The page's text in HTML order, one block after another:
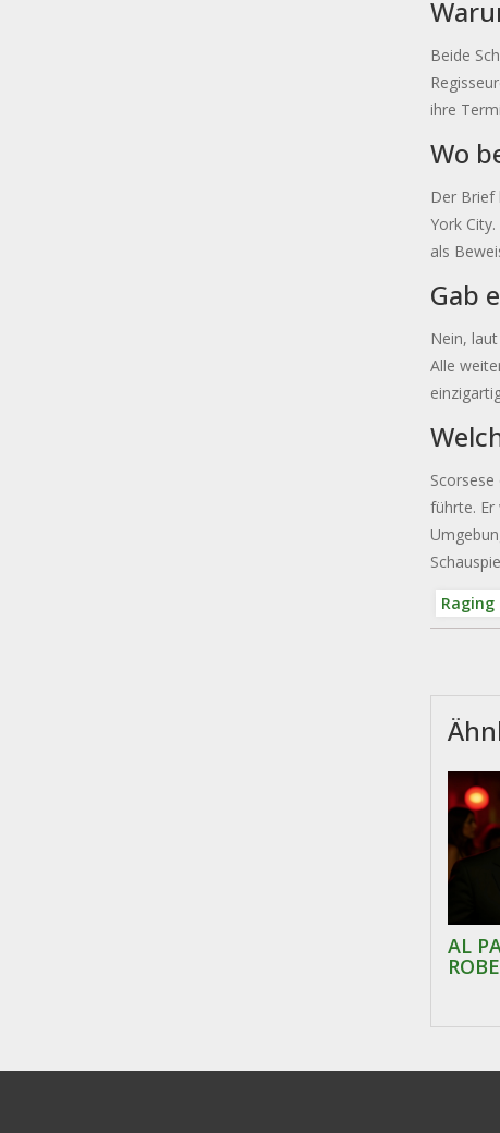
Beide
ihre
Wo
Der Brief
York
als
Gab
Nein,
Alle
führte.
Raging
AL